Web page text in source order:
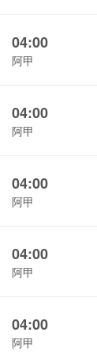
04:00
阿甲
04:00
阿甲
04:00
阿甲
04:00
阿甲
04:00
阿甲